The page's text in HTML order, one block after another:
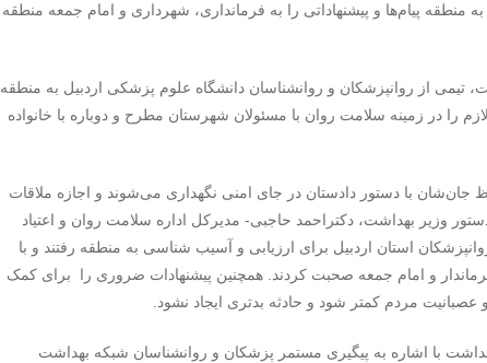
منطقه پیام‌ها و پیشنهاداتی را به فرمانداری، شهرداری و امام جمعه منطقه
تیمی از روانپزشکان و روانشناسان دانشگاه علوم پزشکی اردبیل به منطقه
را در زمینه سلامت روان با مسئولان شهرستان مطرح و دوباره با خانواده
جان‌شان با دستور دادستان در جای امنی نگهداری می‌شوند و اجازه ملاقات
وزیر بهداشت، دکتراحمد حاجبی- مدیرکل اداره سلامت روان و اعتیاد
استان اردبیل برای ارزیابی و آسیب شناسی به منطقه رفتند و با
و امام جمعه صحبت کردند. همچنین پیشنهادات ضروری را برای کمک
مردم کمتر شود و حادثه بدتری ایجاد نشود.
با اشاره به پیگیری مستمر پزشکان و روانشناسان شبکه بهداشت